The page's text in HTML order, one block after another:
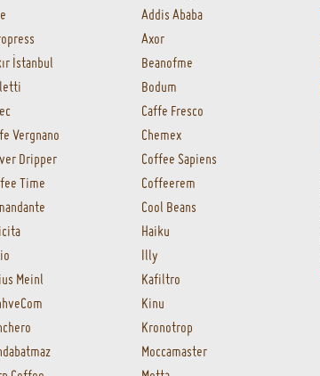
Addis Ababa
Axor
İstanbul
Beanofme
Bodum
Caffe Fresco
Vergnano
Chemex
Dripper
Coffee Sapiens
Time
Coffeerem
Cool Beans
Haiku
Illy
Meinl
Kafiltro
Kinu
Kronotrop
Moccamaster